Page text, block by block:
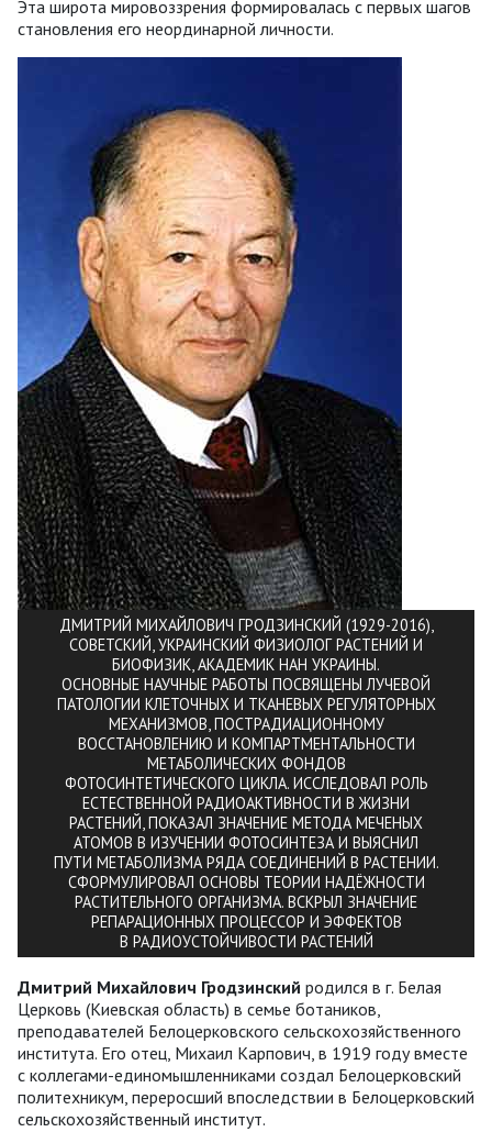
Эта широта мировоззрения формировалась с первых шагов
становления его неординарной личности.
ДМИТРИЙ МИХАЙЛОВИЧ ГРОДЗИНСКИЙ (1929-2016),
СОВЕТСКИЙ, УКРАИНСКИЙ ФИЗИОЛОГ РАСТЕНИЙ И
БИОФИЗИК, АКАДЕМИК НАН УКРАИНЫ.
ОСНОВНЫЕ НАУЧНЫЕ РАБОТЫ ПОСВЯЩЕНЫ ЛУЧЕВОЙ
ПАТОЛОГИИ КЛЕТОЧНЫХ И ТКАНЕВЫХ РЕГУЛЯТОРНЫХ
МЕХАНИЗМОВ, ПОСТРАДИАЦИОННОМУ
ВОССТАНОВЛЕНИЮ И КОМПАРТМЕНТАЛЬНОСТИ
МЕТАБОЛИЧЕСКИХ ФОНДОВ
ФОТОСИНТЕТИЧЕСКОГО ЦИКЛА. ИССЛЕДОВАЛ РОЛЬ
ЕСТЕСТВЕННОЙ РАДИОАКТИВНОСТИ В ЖИЗНИ
РАСТЕНИЙ, ПОКАЗАЛ ЗНАЧЕНИЕ МЕТОДА МЕЧЕНЫХ
АТОМОВ В ИЗУЧЕНИИ ФОТОСИНТЕЗА И ВЫЯСНИЛ
ПУТИ МЕТАБОЛИЗМА РЯДА СОЕДИНЕНИЙ В РАСТЕНИИ.
СФОРМУЛИРОВАЛ ОСНОВЫ ТЕОРИИ НАДЁЖНОСТИ
РАСТИТЕЛЬНОГО ОРГАНИЗМА. ВСКРЫЛ ЗНАЧЕНИЕ
РЕПАРАЦИОННЫХ ПРОЦЕССОР И ЭФФЕКТОВ
В РАДИОУСТОЙЧИВОСТИ РАСТЕНИЙ
Дмитрий Михайлович Гродзинский родился в г. Белая
Церковь (Киевская область) в семье ботаников,
преподавателей Белоцерковского сельскохозяйственного
института. Его отец, Михаил Карпович, в 1919 году вместе
с коллегами-единомышленниками создал Белоцерковский
политехникум, переросший впоследствии в Белоцерковский
сельскохозяйственный институт.